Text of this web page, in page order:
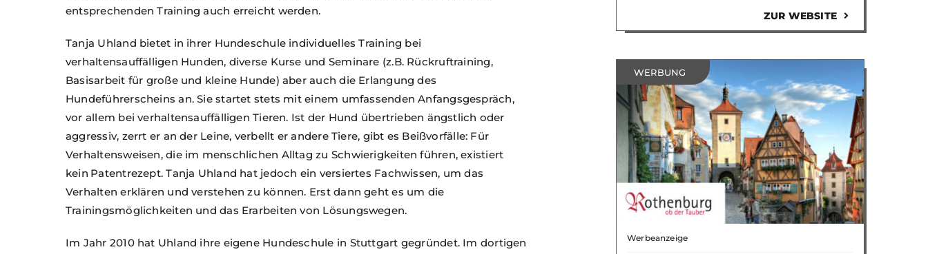
entsprechenden Training auch erreicht werden.
Tanja Uhland bietet in ihrer Hundeschule individuelles Training bei
verhaltensauffälligen Hunden, diverse Kurse und Seminare (z.B. Rückruftraining,
Basisarbeit für große und kleine Hunde) aber auch die Erlangung des
Hundeführerscheins an. Sie startet stets mit einem umfassenden Anfangsgespräch,
vor allem bei verhaltensauffälligen Tieren. Ist der Hund übertrieben ängstlich oder
aggressiv, zerrt er an der Leine, verbellt er andere Tiere, gibt es Beißvorfälle: Für
Verhaltensweisen, die im menschlichen Alltag zu Schwierigkeiten führen, existiert
kein Patentrezept. Tanja Uhland hat jedoch ein versiertes Fachwissen, um das
Verhalten erklären und verstehen zu können. Erst dann geht es um die
Trainingsmöglichkeiten und das Erarbeiten von Lösungswegen.
Im Jahr 2010 hat Uhland ihre eigene Hundeschule in Stuttgart gegründet. Im dortigen
ZUR WEBSITE
WERBUNG
Werbeanzeige